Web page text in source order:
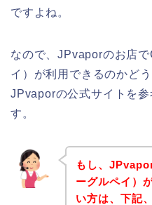
ですよね。
なので、JPvaporのお店
イ）が利用できるのかど
JPvaporの公式サイトを
す。
もし、
ーグルペイ）
い方は、下記